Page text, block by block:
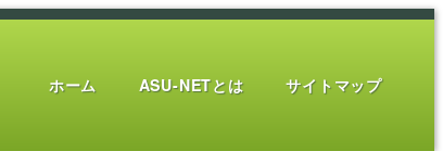
ホーム ASU-NETとは サイトマップ